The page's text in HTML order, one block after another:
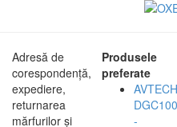
Adresă de
corespondență,
expediere,
returnarea
mărfurilor și
Produsele
preferate
AVTECH
-